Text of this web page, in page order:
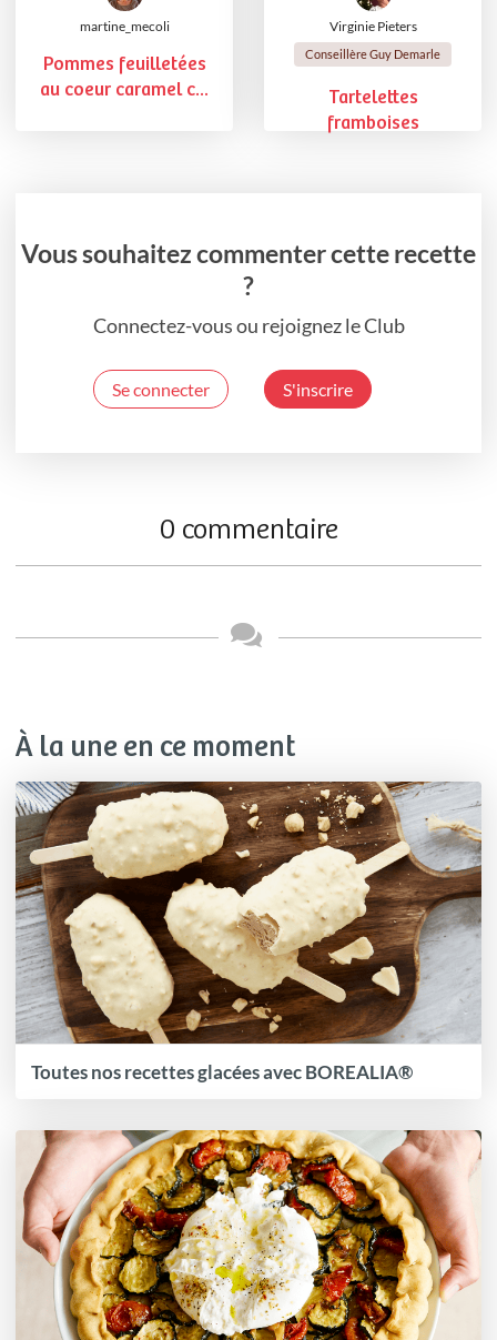
martine_mecoli
Pommes feuilletées
au coeur caramel c...
Virginie Pieters
Conseillère Guy Demarle
Tartelettes
framboises
Vous souhaitez commenter cette recette
?
Connectez-vous ou rejoignez le Club
Se connecter S'inscrire
0 commentaire
À la une en ce moment
Toutes nos recettes glacées avec BOREALIA®